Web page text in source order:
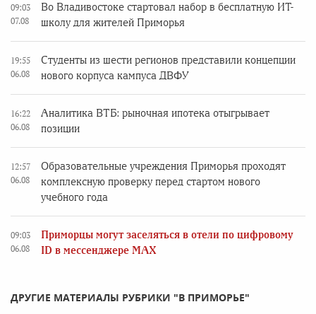
09:03
07.08
Во Владивостоке стартовал набор в бесплатную ИТ-
школу для жителей Приморья
19:55
06.08
Студенты из шести регионов представили концепции
нового корпуса кампуса ДВФУ
16:22
06.08
Аналитика ВТБ: рыночная ипотека отыгрывает
позиции
12:57
06.08
Образовательные учреждения Приморья проходят
комплексную проверку перед стартом нового
учебного года
09:03
06.08
Приморцы могут заселяться в отели по цифровому
ID в мессенджере MAX
ДРУГИЕ МАТЕРИАЛЫ РУБРИКИ "В ПРИМОРЬЕ"